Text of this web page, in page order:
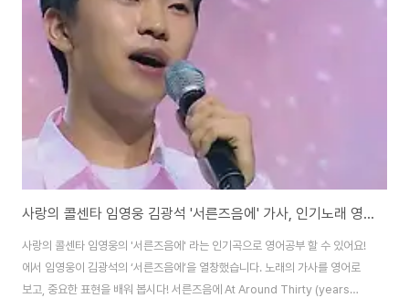
hometown 지금은 어느 누가 / Now, who 살고 있는지 / Is living there 지
금은 어느 누가 / Now, ..
사랑의 콜센타 임영웅 김광석 '서른즈음에' 가사, 인기노래 영어로
사랑의 콜센타 임영웅의 '서른즈음에' 라는 인기곡으로 영어공부 할 수 있어요!
에서 임영웅이 김광석의 ‘서른즈음에’을 열창했습니다. 노래의 가사를 영어로
보고, 중요한 표현을 배워 봅시다! 서른즈음에 At Around Thirty (years